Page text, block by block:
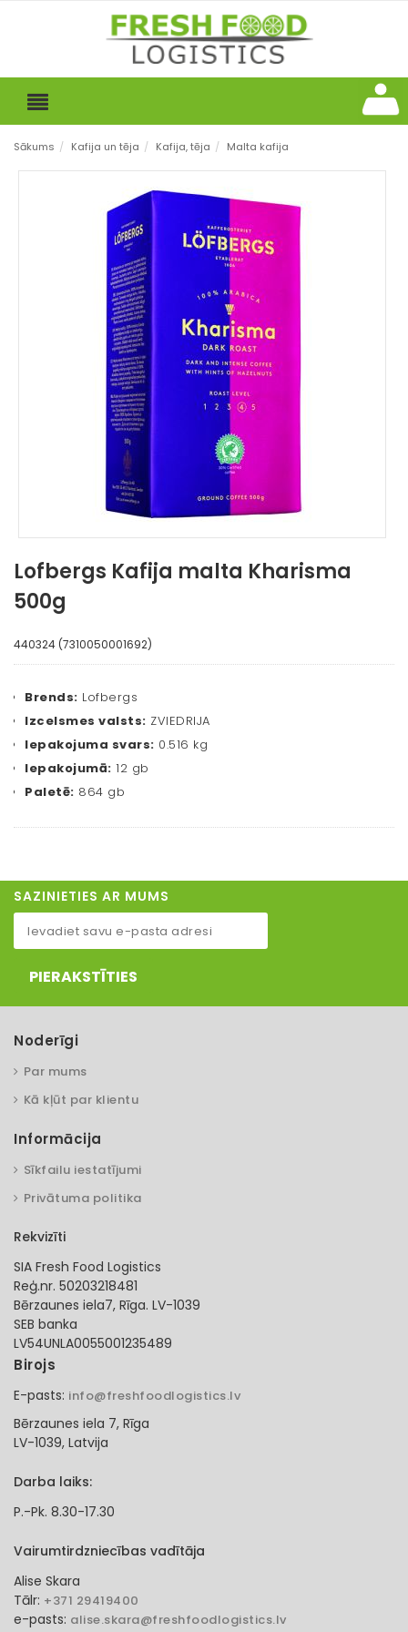
Sākums / Kafija un tēja / Kafija, tēja / Malta kafija
Lofbergs Kafija malta Kharisma
500g
440324 (7310050001692)
Brends: Lofbergs
Izcelsmes valsts: ZVIEDRIJA
Iepakojuma svars: 0.516 kg
Iepakojumā: 12 gb
Paletē: 864 gb
SAZINIETIES AR MUMS
PIERAKSTĪTIES
Noderīgi
Par mums
Kā kļūt par klientu
Informācija
Sīkfailu iestatījumi
Privātuma politika
Rekvizīti
SIA Fresh Food Logistics
Reģ.nr. 50203218481
Bērzaunes iela7, Rīga. LV-1039
SEB banka
LV54UNLA0055001235489
Birojs
E-pasts: info@freshfoodlogistics.lv
Bērzaunes iela 7, Rīga
LV-1039, Latvija
Darba laiks:
P.-Pk. 8.30-17.30
Vairumtirdzniecības vadītāja
Alise Skara
Tālr: +371 29419400
e-pasts: alise.skara@freshfoodlogistics.lv